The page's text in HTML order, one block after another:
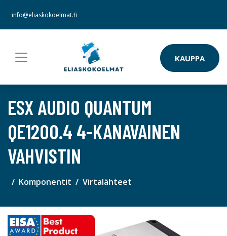
info@eliaskokoelmat.fi
KAUPPA
ESX AUDIO QUANTUM
QE1200.4 4-KANAVAINEN
VAHVISTIN
Komponentit Virtalähteet